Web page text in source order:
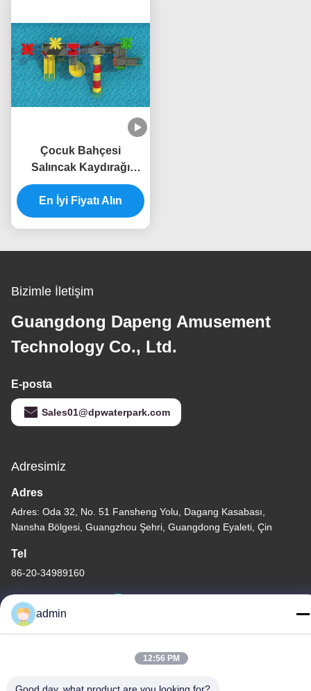
Çocuk Bahçesi
Salıncak Kaydırağı
Fiberglas Açık Salıncak
Seti Su Kaydırağı
En İyi Fiyatı Alın
Bizimle İletişim
Guangdong Dapeng Amusement
Technology Co., Ltd.
E-posta
Sales01@dpwaterpark.com
Adresimiz
Adres
Adres: Oda 32, No. 51 Fansheng Yolu, Dagang Kasabası,
Nansha Bölgesi, Guangzhou Şehri, Guangdong Eyaleti, Çin
Tel
86-20-34989160
Gizlilik Politikası|Site Haritası
admin
12:56 PM